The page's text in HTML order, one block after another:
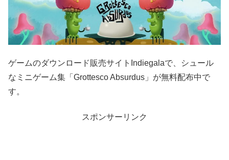
ゲームのダウンロード販売サイトIndiegalaで、シュール
なミニゲーム集「Grottesco Absurdus」が無料配布中で
す。
スポンサーリンク